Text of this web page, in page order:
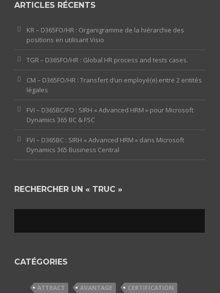
ARTICLES RÉCENTS
KR – D365FO/HR : Organigramme de la hiérarchie des
positions en utilisant Visio
TGR – D365FO/HR : Global HR process and tests cases.
CM – D365FO/HR : Transfert d’un employé(e) entre 2 entités
légales
FVI – D365BC/FO : SIRH « Advanced HRM » pour Microsoft
Dynamics 365 BC & FSC
FVI – D365BC : SIRH « Advanced HRM » dans Microsoft
Dynamics 365 Business Central
RECHERCHER UN « TRUC »
CATÉGORIES
ATTRACT AVANTAGE CERTIFICATION